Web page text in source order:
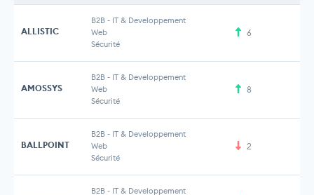
ALLISTIC
B2B - IT & Developpement
Web
Sécurité
6
AMOSSYS
B2B - IT & Developpement
Web
Sécurité
8
BALLPOINT
B2B - IT & Developpement
Web
Sécurité
2
B2B - IT & Developpement